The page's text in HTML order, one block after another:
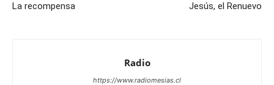
La recompensa Jesús, el Renuevo
Radio
https://www.radiomesias.cl